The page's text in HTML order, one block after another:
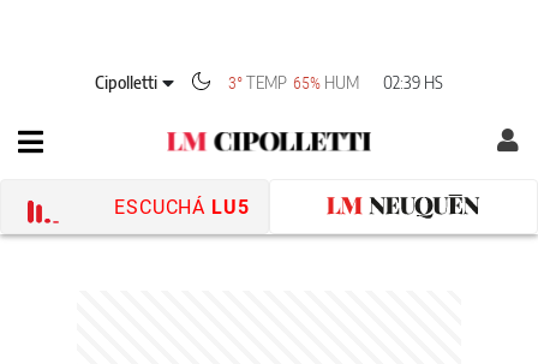
Cipolletti 3°TEMP 65% HUM 02:39 HS
ESCUCHÁ LU5